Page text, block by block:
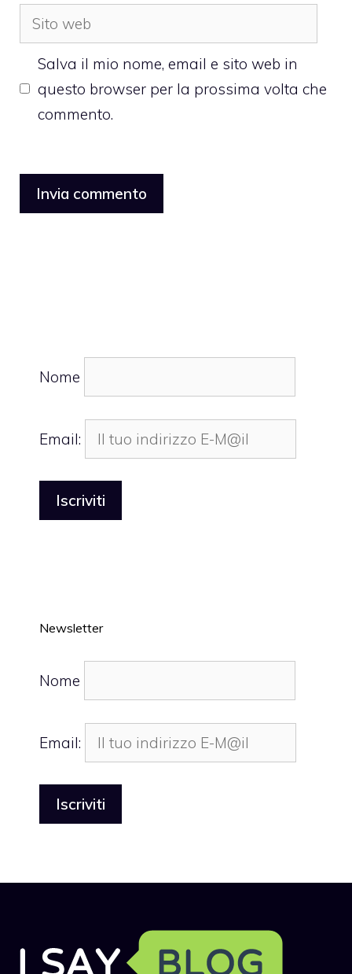
Sito
web
Salva il mio nome, email e sito web in
questo browser per la prossima volta che
commento.
Nome
Email:
Newsletter
Nome
Email: